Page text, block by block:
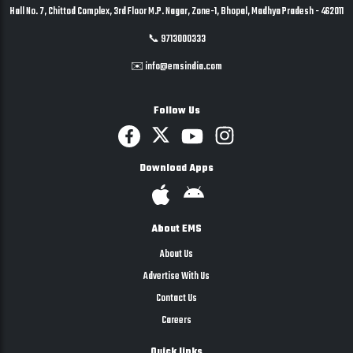
Hall No. 7, Chittod Complex, 3rd Floor M.P. Nagar, Zone-1, Bhopal, Madhya Pradesh - 462011
📞 9713000333
✉️ info@emsindia.com
Follow Us
Download Apps
About EMS
About Us
Advertise With Us
Contact Us
Careers